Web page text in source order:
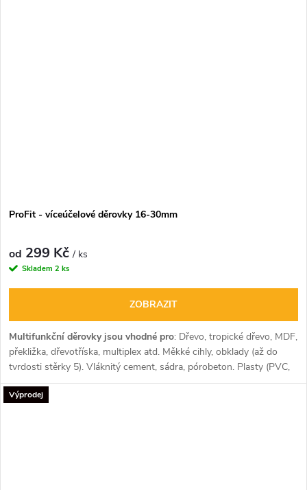
ProFit - víceúčelové děrovky 16-30mm
od 299 Kč/ ks
Skladem 2 ks
ZOBRAZIT
Multifunkční děrovky jsou vhodné pro: Dřevo, tropické dřevo, MDF,
překližka, dřevotříska, multiplex atd. Měkké cihly, obklady (až do
tvrdosti stěrky 5). Vláknitý cement, sádra, pórobeton. Plasty (PVC,
Nylon, Trespa, Polyester).
Výprodej